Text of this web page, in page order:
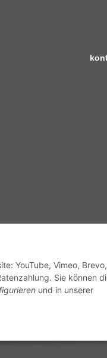
YouTube, Vimeo, Brevo,
Sie können
und in unserer
sein und vom Produkt